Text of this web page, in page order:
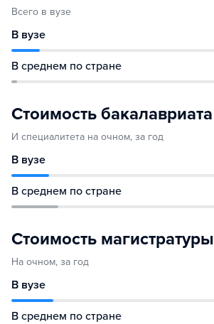
Всего в вузе
В вузе
В среднем по стране
Стоимость бакалавриата
И специалитета на очном, за год
В вузе
В среднем по стране
Стоимость магистратуры
На очном, за год
В вузе
В среднем по стране